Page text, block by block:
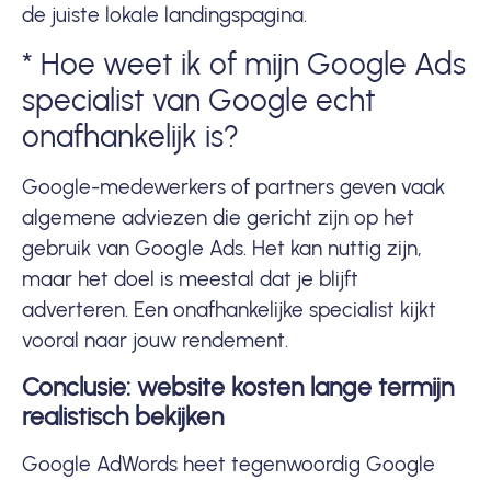
de juiste lokale landingspagina.
* Hoe weet ik of mijn Google Ads
specialist van Google echt
onafhankelijk is?
Google-medewerkers of partners geven vaak
algemene adviezen die gericht zijn op het
gebruik van Google Ads. Het kan nuttig zijn,
maar het doel is meestal dat je blijft
adverteren. Een onafhankelijke specialist kijkt
vooral naar jouw rendement.
Conclusie: website kosten lange termijn
realistisch bekijken
Google AdWords heet tegenwoordig Google